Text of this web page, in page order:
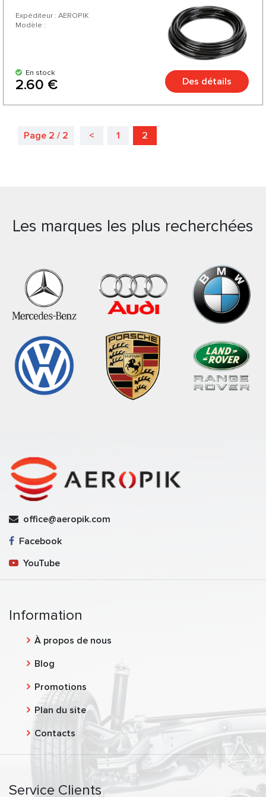
Expéditeur : AEROPIK
Modèle :
En stock
2.60 € Des détails
Page 2 / 2 < 1 2
Les marques les plus recherchées
office@aeropik.com
Facebook
YouTube
Information
À propos de nous
Blog
Promotions
Plan du site
Contacts
Service Clients